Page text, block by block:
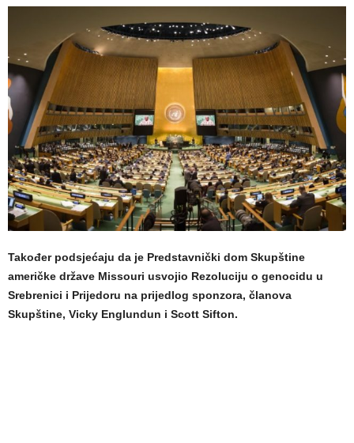
Također podsjećaju da je Predstavnički dom Skupštine
američke države Missouri usvojio Rezoluciju o genocidu u
Srebrenici i Prijedoru na prijedlog sponzora, članova
Skupštine, Vicky Englundun i Scott Sifton.